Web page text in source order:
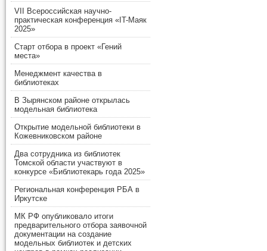
VII Всероссийская научно-
практическая конференция «IT-Маяк
2025»
Старт отбора в проект «Гений
места»
Менеджмент качества в
библиотеках
В Зырянском районе открылась
модельная библиотека
Открытие модельной библиотеки в
Кожевниковском районе
Два сотрудника из библиотек
Томской области участвуют в
конкурсе «Библиотекарь года 2025»
Региональная конференция РБА в
Иркутске
МК РФ опубликовало итоги
предварительного отбора заявочной
документации на создание
модельных библиотек и детских